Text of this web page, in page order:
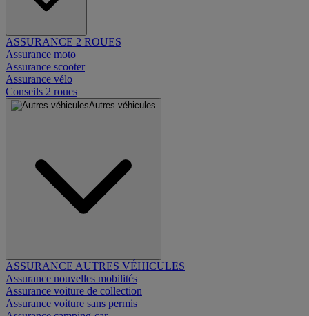
ASSURANCE 2 ROUES
Assurance moto
Assurance scooter
Assurance vélo
Conseils 2 roues
Autres véhicules
ASSURANCE AUTRES VÉHICULES
Assurance nouvelles mobilités
Assurance voiture de collection
Assurance voiture sans permis